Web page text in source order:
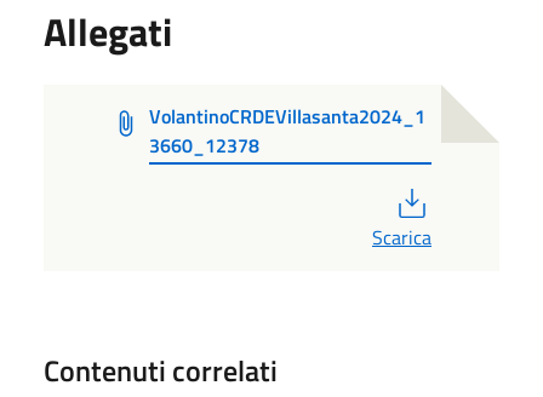
Allegati
VolantinoCRDEVillasanta2024_1
3660_12378
Scarica
Contenuti correlati